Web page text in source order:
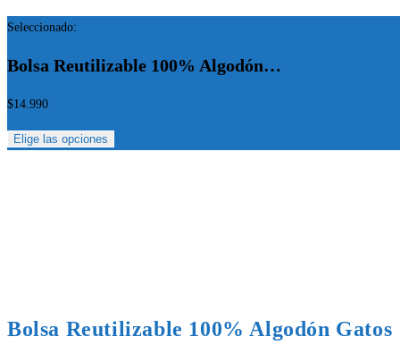
Seleccionado:
Bolsa Reutilizable 100% Algodón…
$14.990
Elige las opciones
Bolsa Reutilizable 100% Algodón Gatos